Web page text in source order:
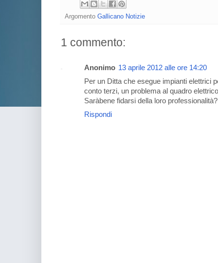
Argomento Gallicano Notizie
1 commento:
Anonimo 13 aprile 2012 alle ore 14:20
Per un Ditta che esegue impianti elettrici
conto terzi, un problema al quadro
Saràbene fidarsi della loro professionalità?
Rispondi